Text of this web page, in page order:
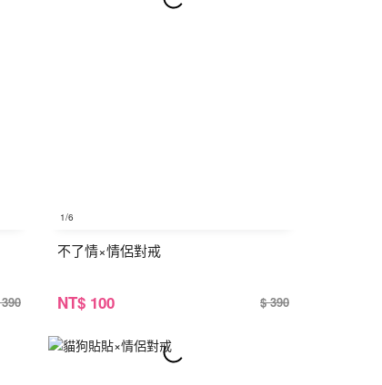
1/6
不了情×情侶對戒
NT$ 100 $ 390